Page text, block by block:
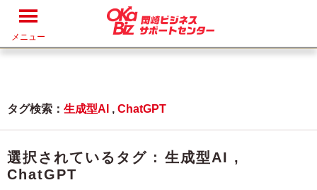
メニュー
タグ検索： 生成型AI , ChatGPT
選択されているタグ : 生成型AI ,
ChatGPT